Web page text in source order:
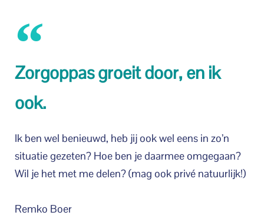
Zorgoppas groeit door, en ik
ook.
Ik ben wel benieuwd, heb jij ook wel eens in zo’n
situatie gezeten? Hoe ben je daarmee omgegaan?
Wil je het met me delen? (mag ook privé natuurlijk!)
Remko Boer